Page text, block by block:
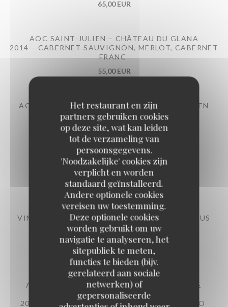
Het restaurant en zijn
partners gebruiken cookies
op deze site, wat kan leiden
tot de verzameling van
persoonsgegevens.
'Noodzakelijke' cookies zijn
verplicht en worden
standaard geïnstalleerd.
Andere optionele cookies
vereisen uw toestemming.
Deze optionele cookies
worden gebruikt om uw
navigatie te analyseren, het
sitepubliek te meten,
functies te bieden (bijv.
gerelateerd aan sociale
netwerken) of
gepersonaliseerde
65,00 EUR
AOC SAINT-JULIEN – CHÂTEAU DU GLANA
2014 – CABERNET SAUVIGNON, MERLOT, CABERNET
FRANC
55,00 EUR
AOC BORDEAUX – CHÂTEAU MARTET ÉLEVÉ EN
FÛTS DE CHÊNE
2015 – MERLOT, CABERNET FRANC
40,00 EUR
75 cl
9,00 EUR
12.5 cl
Languedoc et Sud Est
VIN DE FRANCE – DOMAINE PEYRE ROSE – SOUS
RÉSERVE
2012 – SYRAH, MOURVÈDRE, GRENACHE
175,00 EUR
AOP TERRASSES DU LARZAC – DOMAINE DE
MONTCALMÈS
2018 – SYRAH, MOURVÈDRE, GRENACHE – BIO